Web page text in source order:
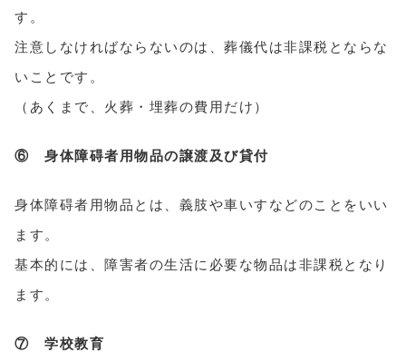
す。
注意しなければならないのは、葬儀代は非課税とならな
いことです。
（あくまで、火葬・埋葬の費用だけ）
⑥ 身体障碍者用物品の譲渡及び貸付
身体障碍者用物品とは、義肢や車いすなどのことをいい
ます。
基本的には、障害者の生活に必要な物品は非課税となり
ます。
⑦ 学校教育